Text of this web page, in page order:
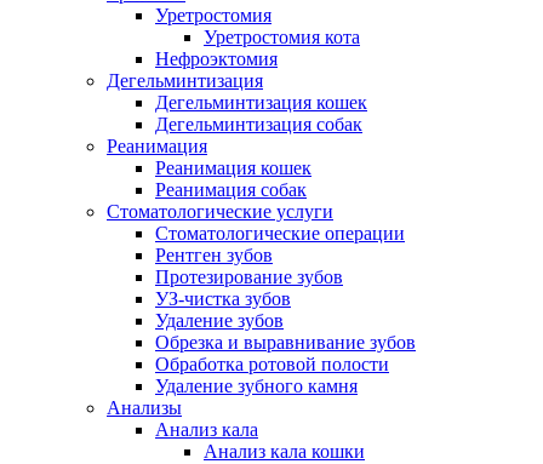
Уретростомия
Уретростомия кота
Нефроэктомия
Дегельминтизация
Дегельминтизация кошек
Дегельминтизация собак
Реанимация
Реанимация кошек
Реанимация собак
Стоматологические услуги
Стоматологические операции
Рентген зубов
Протезирование зубов
УЗ-чистка зубов
Удаление зубов
Обрезка и выравнивание зубов
Обработка ротовой полости
Удаление зубного камня
Анализы
Анализ кала
Анализ кала кошки